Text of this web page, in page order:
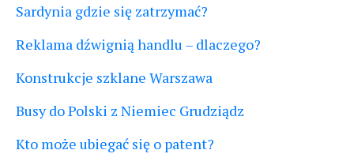
Sardynia gdzie się zatrzymać?
Reklama dźwignią handlu – dlaczego?
Konstrukcje szklane Warszawa
Busy do Polski z Niemiec Grudziądz
Kto może ubiegać się o patent?